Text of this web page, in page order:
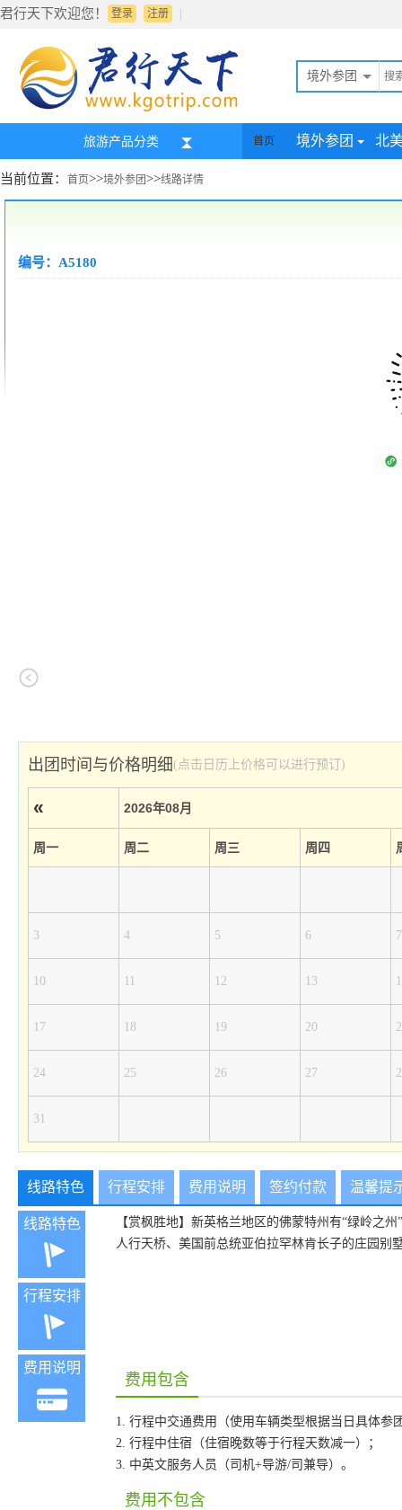
君行天下欢迎您！ 登录 |
注册
境外参团
旅游产品分类 首页 境外参团 北
当前位置： 首页>>境外参团>>线路详情
编号：A5180
出团时间与价格明细(点击日历上价格可以进行预订)
« 2026年08月
周一 周二 周三 周四
3 4 5 6 7
10 11 12 13
17 18 19 20
24 25 26 27
31
线路特色 行程安排 费用说明 签约付款 温馨提
线路特色
【赏枫胜地】新英格兰地区的佛蒙特州有“绿岭之
人行天桥、美国前总统亚伯拉罕林肯长子的庄园别
行程安排
费用说明
费用包含
1. 行程中交通费用（使用车辆类型根据当日具体参
2. 行程中住宿（住宿晚数等于行程天数减一）；
3. 中英文服务人员（司机+导游/司兼导）。
费用不包含